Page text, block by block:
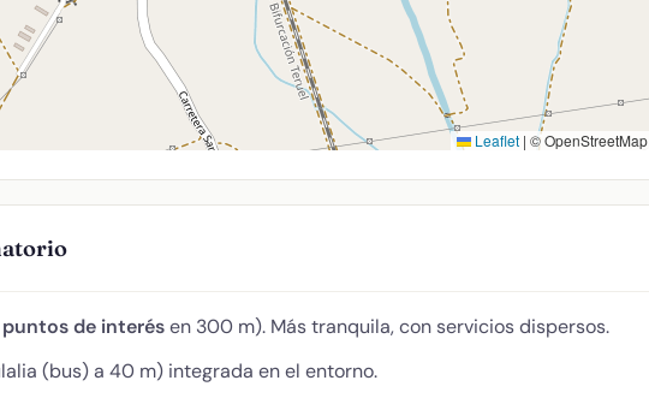
Leaflet | © OpenStreetMap
puntos de interésen 300 m). Más tranquila, con servicios dispersos.
(bus) a 40 m) integrada en el entorno.